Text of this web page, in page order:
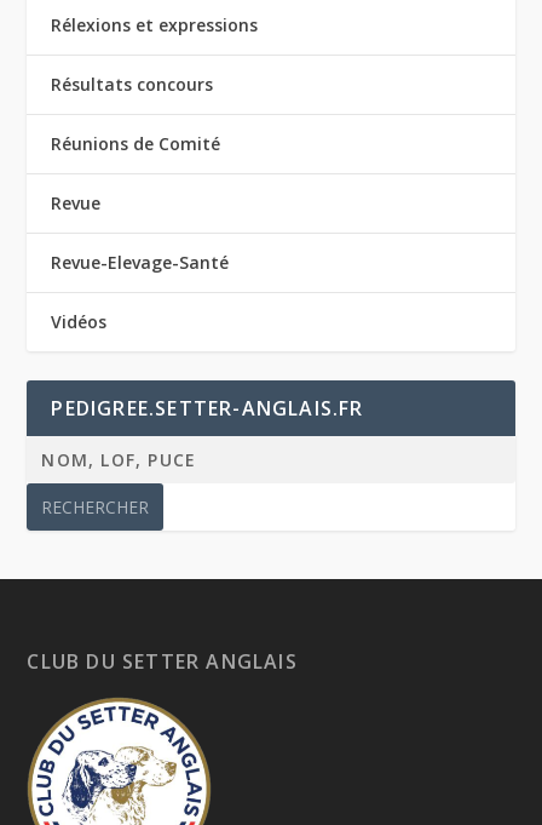
Rélexions et expressions
Résultats concours
Réunions de Comité
Revue
Revue-Elevage-Santé
Vidéos
PEDIGREE.SETTER-ANGLAIS.FR
CLUB DU SETTER ANGLAIS